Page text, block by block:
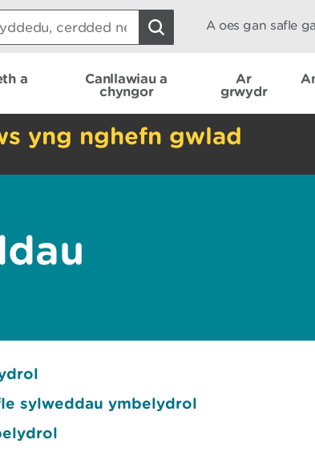
A oes gan safle
a
Canllawiau a
chyngor
Ar
grwydr
yng nghefn gwlad
sylweddau ymbelydrol